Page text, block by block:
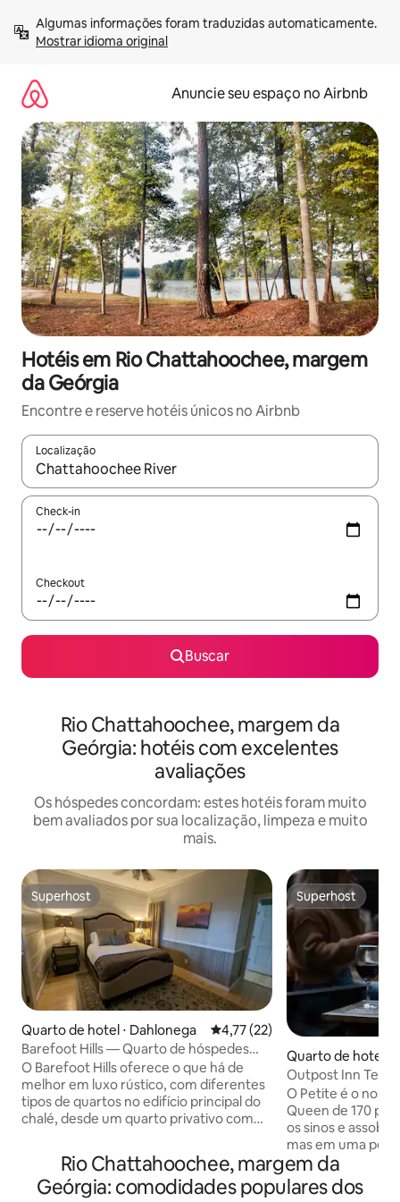
para
Mostrar idioma original
Anuncie seu espaço no Airbnb
Hotéis em Rio Chattahoochee, margem
da Geórgia
Encontre e reserve hotéis únicos no Airbnb
Localização
Quando os resultados estiverem disponíveis, explore-os
Check-in
Checkout
Buscar
Rio Chattahoochee, margem da
Geórgia: hotéis com excelentes
avaliações
Os hóspedes concordam: estes hotéis foram muito
bem avaliados por sua localização, limpeza e muito
mais.
Superhost
Superhost
Quarto de hotel ⋅ Dahlonega 4,77 de uma avaliação média
4,77 (22)
Barefoot Hills — Quarto de hóspedes
Standard no andar principal
O Barefoot Hills oferece o que há de
melhor em luxo rústico, com diferentes
tipos de quartos no edifício principal do
chalé, desde um quarto privativo com
luxuosamente decorados e suítes de 2
quartos. Este quarto Standard está
situado no nosso andar principal, em
Superhost
Superhost
Quarto de hotel ⋅
Outpost Inn
O Petite é o
Queen de 170
os sinos e
mas em uma
aconchegante -
lençóis italianos,
Apalaches,
Rio Chattahoochee, margem da
Geórgia: comodidades populares dos